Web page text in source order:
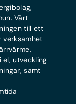
Vårt
till ett
verksamhet
el, utveckling
samt